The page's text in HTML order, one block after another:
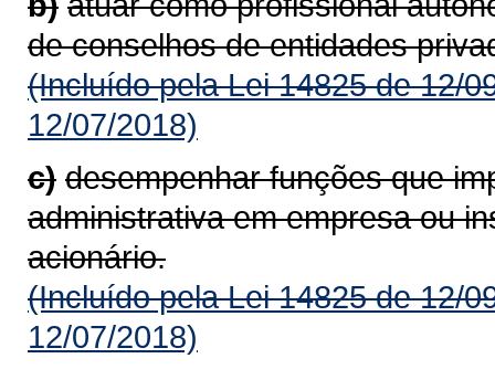
de conselhos de entidades
(Incluído pela Lei 14825 de 12/
12/07/2018)
c) desempenhar funções que
administrativa em empresa ou
acionário.
(Incluído pela Lei 14825 de 12/
12/07/2018)